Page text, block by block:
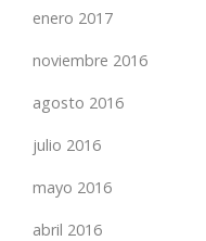
enero 2017
noviembre 2016
agosto 2016
julio 2016
mayo 2016
abril 2016